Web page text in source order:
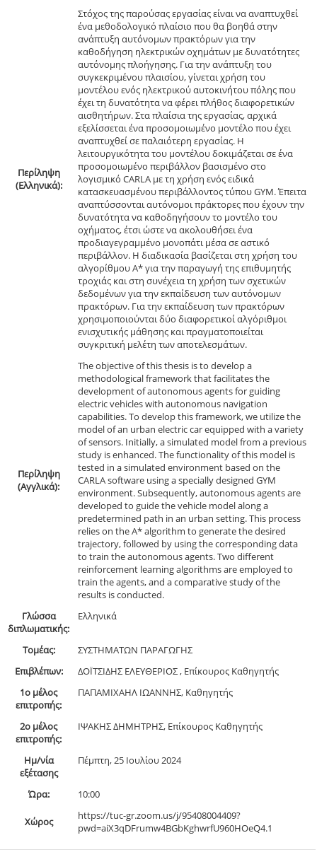
Περίληψη
(Ελληνικά):
Στόχος της παρούσας εργασίας είναι να αναπτυχθεί
ένα μεθοδολογικό πλαίσιο που θα βοηθά στην
ανάπτυξη αυτόνομων πρακτόρων για την
καθοδήγηση ηλεκτρικών οχημάτων με δυνατότητες
αυτόνομης πλοήγησης. Για την ανάπτυξη του
συγκεκριμένου πλαισίου, γίνεται χρήση του
μοντέλου ενός ηλεκτρικού αυτοκινήτου πόλης που
έχει τη δυνατότητα να φέρει πλήθος διαφορετικών
αισθητήρων. Στα πλαίσια της εργασίας, αρχικά
εξελίσσεται ένα προσομοιωμένο μοντέλο που έχει
αναπτυχθεί σε παλαιότερη εργασίας. Η
λειτουργικότητα του μοντέλου δοκιμάζεται σε ένα
προσομοιωμένο περιβάλλον βασισμένο στο
λογισμικό CARLA με τη χρήση ενός ειδικά
κατασκευασμένου περιβάλλοντος τύπου GYM. Έπειτα
αναπτύσσονται αυτόνομοι πράκτορες που έχουν την
δυνατότητα να καθοδηγήσουν το μοντέλο του
οχήματος, έτσι ώστε να ακολουθήσει ένα
προδιαγεγραμμένο μονοπάτι μέσα σε αστικό
περιβάλλον. Η διαδικασία βασίζεται στη χρήση του
αλγορίθμου A* για την παραγωγή της επιθυμητής
τροχιάς και στη συνέχεια τη χρήση των σχετικών
δεδομένων για την εκπαίδευση των αυτόνομων
πρακτόρων. Για την εκπαίδευση των πρακτόρων
χρησιμοποιούνται δύο διαφορετικοί αλγόριθμοι
ενισχυτικής μάθησης και πραγματοποιείται
συγκριτική μελέτη των αποτελεσμάτων.
Περίληψη
(Αγγλικά):
The objective of this thesis is to develop a
methodological framework that facilitates the
development of autonomous agents for guiding
electric vehicles with autonomous navigation
capabilities. To develop this framework, we utilize the
model of an urban electric car equipped with a variety
of sensors. Initially, a simulated model from a previous
study is enhanced. The functionality of this model is
tested in a simulated environment based on the
CARLA software using a specially designed GYM
environment. Subsequently, autonomous agents are
developed to guide the vehicle model along a
predetermined path in an urban setting. This process
relies on the A* algorithm to generate the desired
trajectory, followed by using the corresponding data
to train the autonomous agents. Two different
reinforcement learning algorithms are employed to
train the agents, and a comparative study of the
results is conducted.
Γλώσσα
διπλωματικής:
Ελληνικά
Τομέας:
ΣΥΣΤΗΜΑΤΩΝ ΠΑΡΑΓΩΓΗΣ
Επιβλέπων:
ΔΟΪΤΣΙΔΗΣ ΕΛΕΥΘEΡΙΟΣ , Επίκουρος Καθηγητής
1ο μέλος
επιτροπής:
ΠΑΠΑΜΙΧΑΗΛ ΙΩΑΝΝΗΣ, Καθηγητής
2ο μέλος
επιτροπής:
ΙΨAΚΗΣ ΔΗΜHΤΡΗΣ, Επίκουρος Καθηγητής
Ημ/νία
εξέτασης
Πέμπτη, 25 Ιουλίου 2024
Ώρα: 10:00
Χώρος
https://tuc-gr.zoom.us/j/95408004409?
pwd=aiX3qDFrumw4BGbKghwrfU960HOeQ4.1